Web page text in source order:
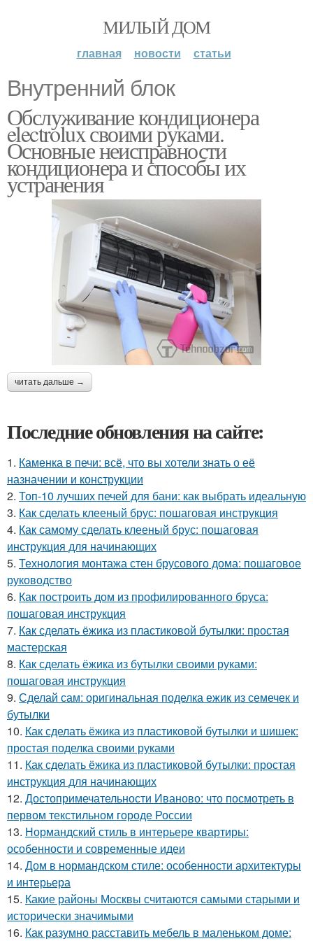
МИЛЫЙ ДОМ
главная новости статьи
Внутренний блок
Обслуживание кондиционера
electrolux своими руками.
Основные неисправности
кондиционера и способы их
устранения
читать дальше →
Последние обновления на сайте:
1. Каменка в печи: всё, что вы хотели знать о её
назначении и конструкции
2. Топ-10 лучших печей для бани: как выбрать идеальную
3. Как сделать клееный брус: пошаговая инструкция
4. Как самому сделать клееный брус: пошаговая
инструкция для начинающих
5. Технология монтажа стен брусового дома: пошаговое
руководство
6. Как построить дом из профилированного бруса:
пошаговая инструкция
7. Как сделать ёжика из пластиковой бутылки: простая
мастерская
8. Как сделать ёжика из бутылки своими руками:
пошаговая инструкция
9. Сделай сам: оригинальная поделка ежик из семечек и
бутылки
10. Как сделать ёжика из пластиковой бутылки и шишек:
простая поделка своими руками
11. Как сделать ёжика из пластиковой бутылки: простая
инструкция для начинающих
12. Достопримечательности Иваново: что посмотреть в
первом текстильном городе России
13. Нормандский стиль в интерьере квартиры:
особенности и современные идеи
14. Дом в нормандском стиле: особенности архитектуры
и интерьера
15. Какие районы Москвы считаются самыми старыми и
исторически значимыми
16. Как разумно расставить мебель в маленьком доме: